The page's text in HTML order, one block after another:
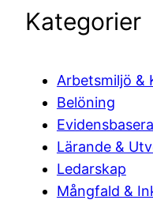
Kategorier
Arbetsmiljö &
Belöning
Lärande &
Ledarskap
Mångfald &